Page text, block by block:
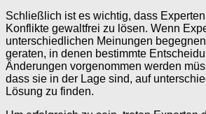
Schließlich ist es wichtig, dass
Konflikte gewaltfrei zu lösen. Wenn
unterschiedlichen Meinungen
geraten, in denen bestimmte
Änderungen vorgenommen werden
dass sie in der Lage sind, auf
Lösung zu finden.